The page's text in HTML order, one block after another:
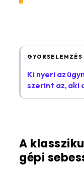
GYORSELEMZÉS
Ki nyeri az
szerint az, aki
A
gépi